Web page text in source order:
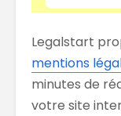
Legalstart
mentions
minutes de
votre site